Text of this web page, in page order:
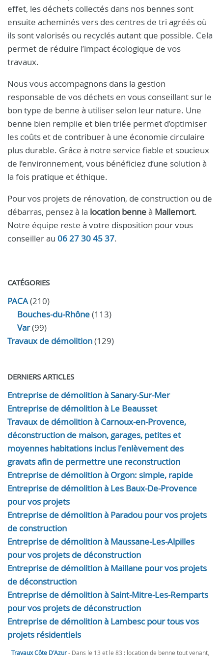
effet, les déchets collectés dans nos bennes sont
ensuite acheminés vers des centres de tri agréés où
ils sont valorisés ou recyclés autant que possible. Cela
permet de réduire l’impact écologique de vos
travaux.
Nous vous accompagnons dans la gestion
responsable de vos déchets en vous conseillant sur le
bon type de benne à utiliser selon leur nature. Une
benne bien remplie et bien triée permet d’optimiser
les coûts et de contribuer à une économie circulaire
plus durable. Grâce à notre service fiable et soucieux
de l’environnement, vous bénéficiez d’une solution à
la fois pratique et éthique.
Pour vos projets de rénovation, de construction ou de
débarras, pensez à la location benneà Mallemort.
Notre équipe reste à votre disposition pour vous
conseiller au 06 27 30 45 37.
CATÉGORIES
PACA(210)
Bouches-du-Rhône(113)
Var(99)
Travaux de démolition(129)
DERNIERS ARTICLES
Entreprise de démolition à Sanary-Sur-Mer
Entreprise de démolition à Le Beausset
Travaux de démolition à Carnoux-en-Provence,
déconstruction de maison, garages, petites et
moyennes habitations inclus l'enlèvement des
gravats afin de permettre une reconstruction
Entreprise de démolition à Orgon: simple, rapide
Entreprise de démolition à Les Baux-De-Provence
pour vos projets
Entreprise de démolition à Paradou pour vos projets
de construction
Entreprise de démolition à Maussane-Les-Alpilles
pour vos projets de déconstruction
Entreprise de démolition à Maillane pour vos projets
de déconstruction
Entreprise de démolition à Saint-Mitre-Les-Remparts
pour vos projets de déconstruction
Entreprise de démolition à Lambesc pour tous vos
projets résidentiels
Travaux Côte D'Azur- Dans le 13 et le 83 : location de benne tout venant,